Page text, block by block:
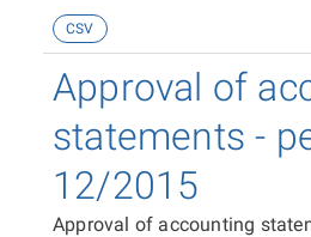
CSV
Approval of
statements -
12/2015
Approval of accounting